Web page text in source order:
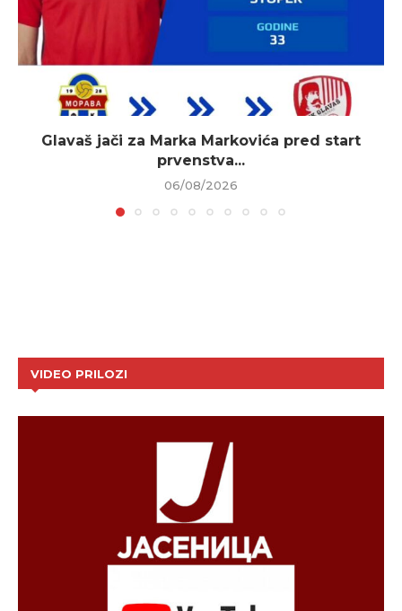
Glavaš jači za Marka Markovića pred start
prvenstva...
06/08/2026
VIDEO PRILOZI